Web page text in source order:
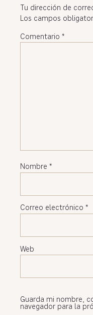
Tu dirección de
Los campos
Comentario *
Nombre *
Correo electrónico *
Web
Guarda mi nombre,
navegador para la